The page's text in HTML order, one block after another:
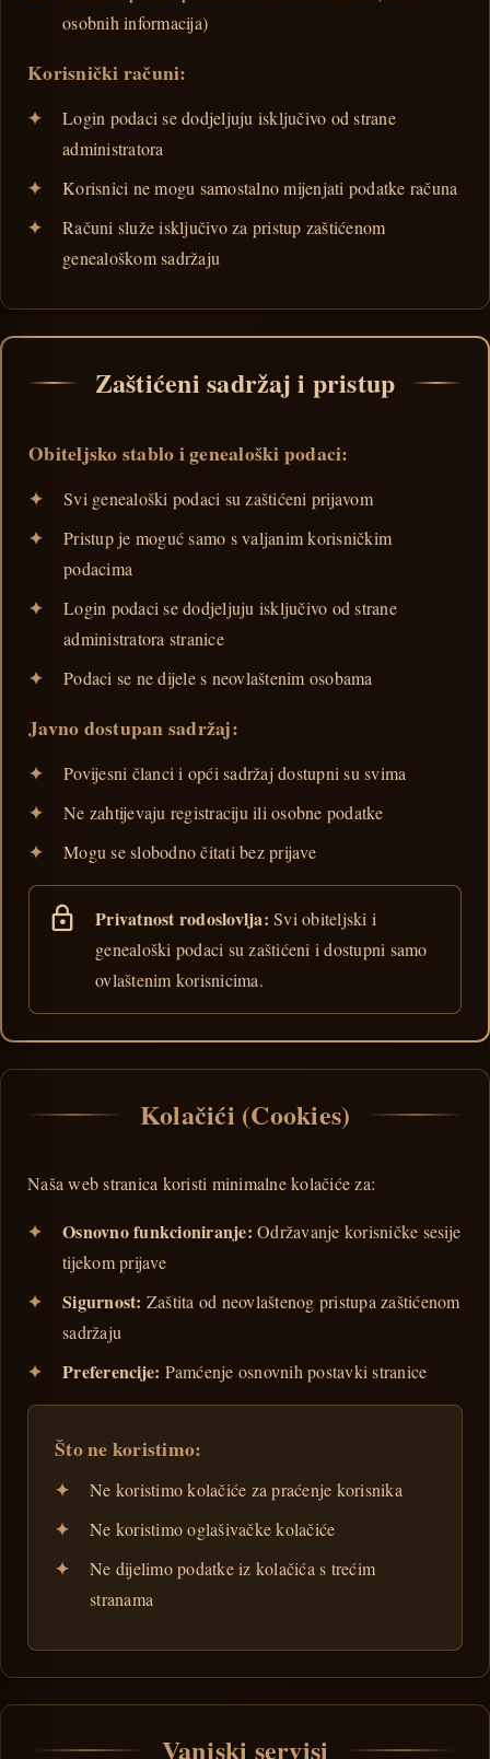
osobnih informacija)
Korisnički računi:
Login podaci se dodjeljuju isključivo od strane
administratora
Korisnici ne mogu samostalno mijenjati podatke računa
Računi služe isključivo za pristup zaštićenom
genealoškom sadržaju
Zaštićeni sadržaj i pristup
Obiteljsko stablo i genealoški podaci:
Svi genealoški podaci su zaštićeni prijavom
Pristup je moguć samo s valjanim korisničkim
podacima
Login podaci se dodjeljuju isključivo od strane
administratora stranice
Podaci se ne dijele s neovlaštenim osobama
Javno dostupan sadržaj:
Povijesni članci i opći sadržaj dostupni su svima
Ne zahtijevaju registraciju ili osobne podatke
Mogu se slobodno čitati bez prijave
Privatnost rodoslovlja: Svi obiteljski i
genealoški podaci su zaštićeni i dostupni samo
ovlaštenim korisnicima.
Kolačići (Cookies)
Naša web stranica koristi minimalne kolačiće za:
Osnovno funkcioniranje: Održavanje korisničke sesije
tijekom prijave
Sigurnost: Zaštita od neovlaštenog pristupa zaštićenom
sadržaju
Preferencije: Pamćenje osnovnih postavki stranice
Što ne koristimo:
Ne koristimo kolačiće za praćenje korisnika
Ne koristimo oglašivačke kolačiće
Ne dijelimo podatke iz kolačića s trećim
stranama
Vanjski servisi